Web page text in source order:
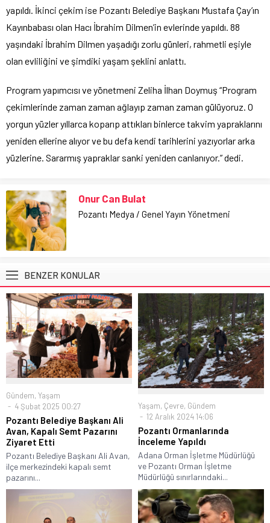
yapıldı. İkinci çekim ise Pozantı Belediye Başkanı Mustafa Çay’ın
Kayınbabası olan Hacı İbrahim Dilmen’in evlerinde yapıldı. 88
yaşındaki İbrahim Dilmen yaşadığı zorlu günleri, rahmetli eşiyle
olan evliliğini ve şimdiki yaşam şeklini anlattı.
Program yapımcısı ve yönetmeni Zeliha İlhan Doymuş “Program
çekimlerinde zaman zaman ağlayıp zaman zaman gülüyoruz. O
yorgun yüzler yıllarca koparıp attıkları binlerce takvim yapraklarını
yeniden ellerine alıyor ve bu defa kendi tarihlerini yazıyorlar arka
yüzlerine. Sararmış yapraklar sanki yeniden canlanıyor.” dedi.
Onur Can Bulat
Pozantı Medya / Genel Yayın Yönetmeni
BENZER KONULAR
Gündem, Yaşam
4 Şubat 2025 00:27
Pozantı Belediye Başkanı Ali
Avan, Kapalı Semt Pazarını
Ziyaret Etti
Pozantı Belediye Başkanı Ali Avan,
ilçe merkezindeki kapalı semt
pazarını...
Yaşam, Çevre, Gündem
12 Aralık 2024 14:06
Pozantı Ormanlarında
İnceleme Yapıldı
Adana Orman İşletme Müdürlüğü
ve Pozantı Orman İşletme
Müdürlüğü sınırlarındaki...